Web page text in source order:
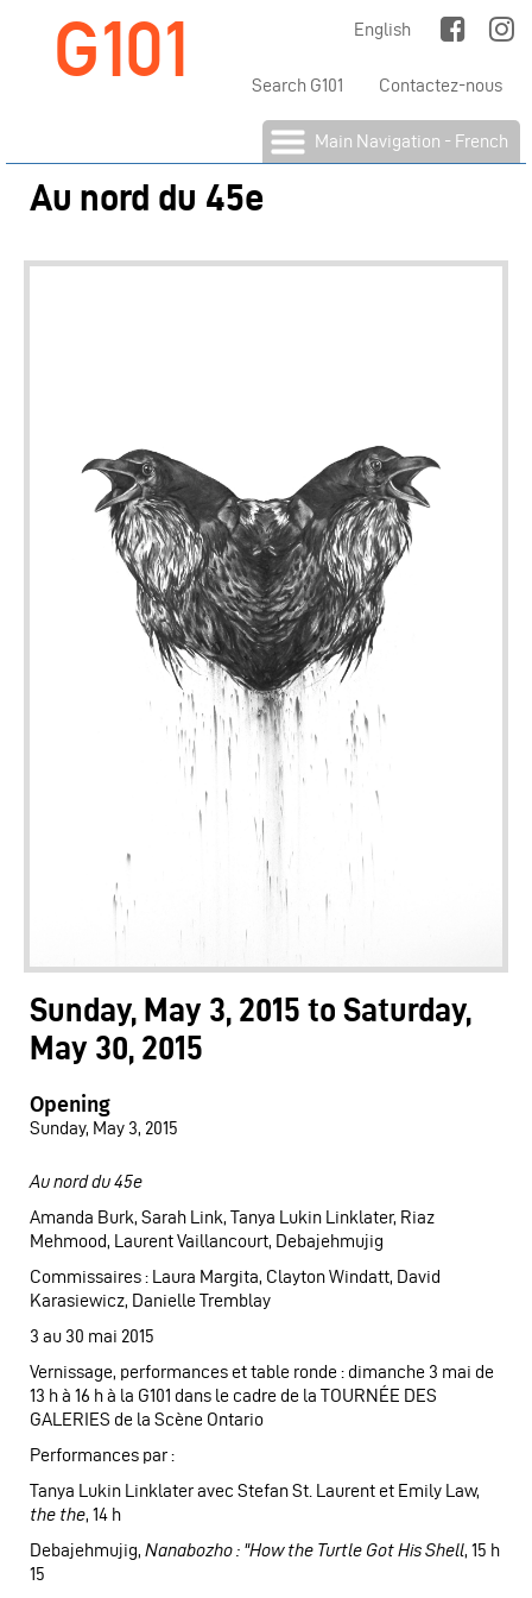
G101 English
Contactez-nous
Search G101
Main Navigation - French
Au nord du 45e
Sunday, May 3, 2015 to Saturday,
May 30, 2015
Opening
Sunday, May 3, 2015
Au nord du 45e
Amanda Burk, Sarah Link, Tanya Lukin Linklater, Riaz
Mehmood, Laurent Vaillancourt, Debajehmujig
Commissaires : Laura Margita, Clayton Windatt, David
Karasiewicz, Danielle Tremblay
3 au 30 mai 2015
Vernissage, performances et table ronde : dimanche 3 mai de
13 h à 16 h à la G101 dans le cadre de la TOURNÉE DES
GALERIES de la Scène Ontario
Performances par :
Tanya Lukin Linklater avec Stefan St. Laurent et Emily Law,
the the, 14 h
Debajehmujig, Nanabozho : "How the Turtle Got His Shell, 15 h
15